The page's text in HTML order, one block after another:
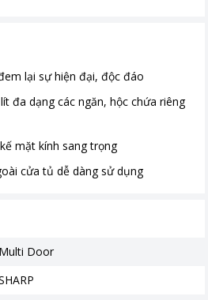
lại sự hiện đại, độc đáo
đa dạng các ngăn, hộc chứa riêng
mặt kính sang trọng
cửa tủ dễ dàng sử dụng
Multi Door